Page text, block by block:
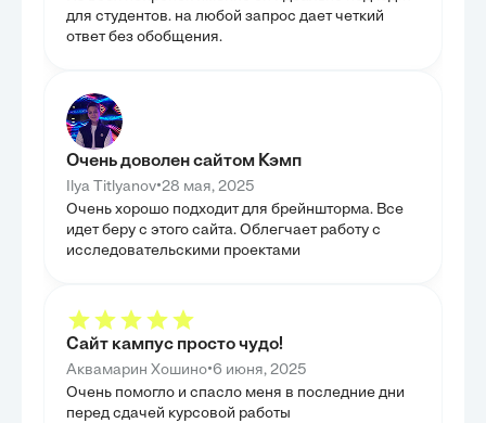
ГЛАВА 3. ПРАКТИКА
ПРИМЕНЕНИЯ ДАННЫХ
статистики животноводства, что позволило оценить
реальную эффективность изученных методов. Был
рассмотрен статистический учет и отчетность в
современных животноводческих хозяйствах,
демонстрируя, как первичные данные собираются и
обрабатываются. Мы проанализировали динамику
поголовья и продуктивности на примере
российских предприятий, что дало возможность
увидеть конкретные кейсы и выявить типовые
проблемы и успехи. Особое внимание было
для оптимизации кормовых рационов и
показать, как статистические данные
трансформируются в управленческие решения,
направленные на повышение рентабельности и
устойчивости животноводческих хозяйств.
для студентов. на любой запрос дает четкий
ответ без обобщения.
Очень доволен сайтом Кэмп
Ilya Titlyanov•28 мая, 2025
Очень хорошо подходит для брейншторма. Все
идет беру с этого сайта. Облегчает работу с
исследовательскими проектами
Сайт кампус просто чудо!
Аквамарин Хошино•6 июня, 2025
Очень помогло и спасло меня в последние дни
перед сдачей курсовой работы